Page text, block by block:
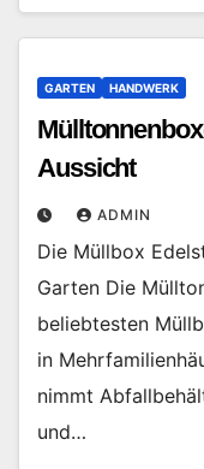
GARTEN HANDWERK
Aussicht
ADMIN
Die Müllbox
Garten Die
beliebtesten
in
nimmt
und…